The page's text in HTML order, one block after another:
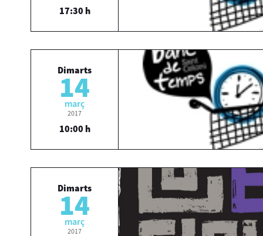
17:30 h
Dimarts
14
març
2017
10:00 h
Dimarts
14
març
2017